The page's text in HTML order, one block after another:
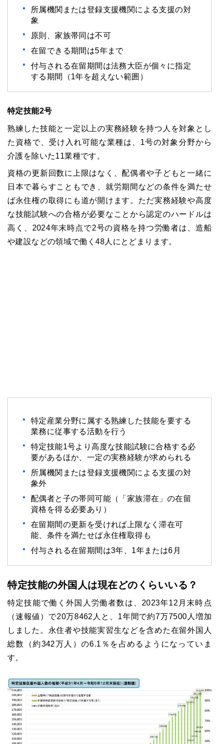
所属機関または登録支援機関による支援の対
象
原則、家族帯同は不可
在留できる期間は5年まで
付与される在留期間は法務大臣が個々に指定
する期間（1年を超えない範囲）
特定技能2号
熟練した技能と一定以上の実務経験を持つ人を対象とし
た資格で、受け入れ可能な業種は、1号の対象分野から
介護を除いた11業種です。
資格の更新回数に上限はなく、配偶者や子どもと一緒に
日本で暮らすこともでき、 就労期間などの条件を満たせ
ば永住権の取得にも道が開けます。ただ実務経験や高度
な技能試験への合格が必要なことから認定のハードルは
高く、2024年末時点で2号の資格を持つ労働者は、造船
や建設などの領域で働く48人にとどまります。
特定産業分野に属する熟練した技能を要する
業務に従事する活動を行う
特定技能1号より高度な技能試験に合格する必
要があるほか、一定の実務経験が求められる
所属機関または登録支援機関による支援の対
象外
配偶者と子の帯同可能（「家族滞在」の在留
資格を得る必要あり）
在留期間の更新を受ければ上限なく滞在可
能、条件を満たせば永住権取得も
付与される在留期間は3年、1年または6月
特定技能の外国人は現在どのくらいいる？
特定技能で働く外国人労働者数は、2023年12月末時点
（速報値）で20万8462人と、1年間で約7万7500人増加
しました。永住者や技能実習生などを含めた在留外国人
総数（約342万人）の6.1％を占めるようになっていま
す。